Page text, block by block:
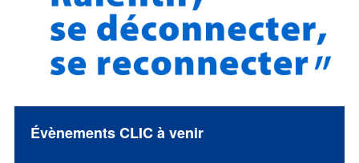
Évènements CLIC à venir